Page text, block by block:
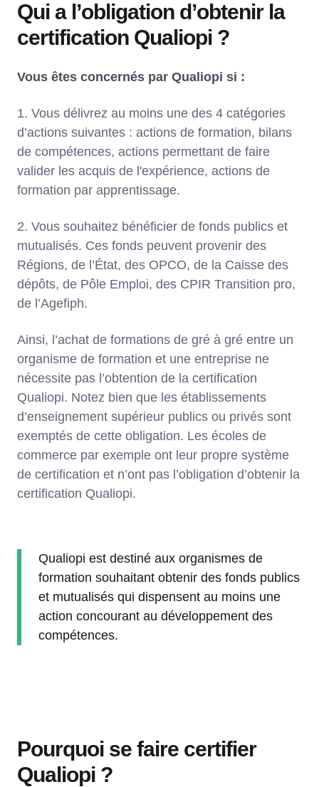
Qui a l’obligation d’obtenir la
certification Qualiopi ?
Vous êtes concernés par Qualiopi si :
1. Vous délivrez au moins une des 4 catégories
d’actions suivantes : actions de formation, bilans
de compétences, actions permettant de faire
valider les acquis de l'expérience, actions de
formation par apprentissage.
2. Vous souhaitez bénéficier de fonds publics et
mutualisés. Ces fonds peuvent provenir des
Régions, de l’État, des OPCO, de la Caisse des
dépôts, de Pôle Emploi, des CPIR Transition pro,
de l’Agefiph.
Ainsi, l’achat de formations de gré à gré entre un
organisme de formation et une entreprise ne
nécessite pas l’obtention de la certification
Qualiopi. Notez bien que les établissements
d’enseignement supérieur publics ou privés sont
exemptés de cette obligation. Les écoles de
commerce par exemple ont leur propre système
de certification et n’ont pas l’obligation d’obtenir la
certification Qualiopi.
Qualiopi est destiné aux organismes de
formation souhaitant obtenir des fonds publics
et mutualisés qui dispensent au moins une
action concourant au développement des
compétences.
Pourquoi se faire certifier
Qualiopi ?